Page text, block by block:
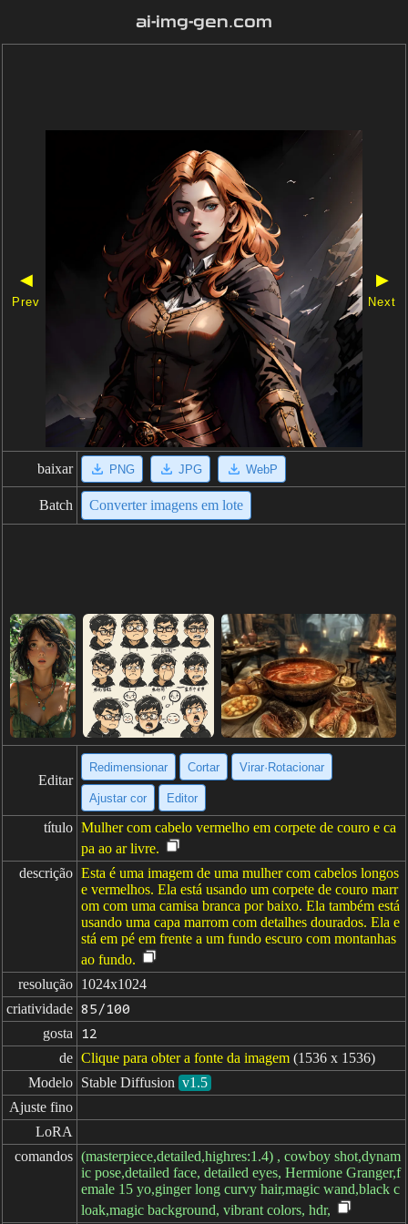
ai-img-gen.com
◀
Prev
▶
Next
baixar PNG JPG WebP
Batch Converter imagens em lote
Editar
Redimensionar Cortar Virar·Rotacionar
Ajustar cor Editor
título Mulher com cabelo vermelho em corpete de couro e ca
pa ao ar livre.
descrição Esta é uma imagem de uma mulher com cabelos longos
e vermelhos. Ela está usando um corpete de couro marr
om com uma camisa branca por baixo. Ela também está
usando uma capa marrom com detalhes dourados. Ela e
stá em pé em frente a um fundo escuro com montanhas
ao fundo.
resolução 1024x1024
criatividade 85/100
gosta 12
de Clique para obter a fonte da imagem (1536 x 1536)
Modelo Stable Diffusion v1.5
Ajuste fino
LoRA
comandos (masterpiece,detailed,highres:1.4) , cowboy shot,dynam
ic pose,detailed face, detailed eyes, Hermione Granger,f
emale 15 yo,ginger long curvy hair,magic wand,black c
loak,magic background, vibrant colors, hdr,